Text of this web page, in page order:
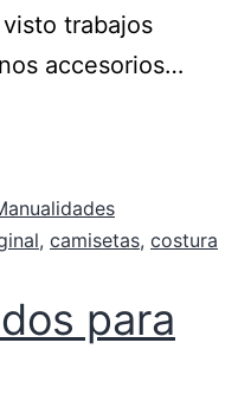
trabajos
accesorios…
, camisetas, costura
para